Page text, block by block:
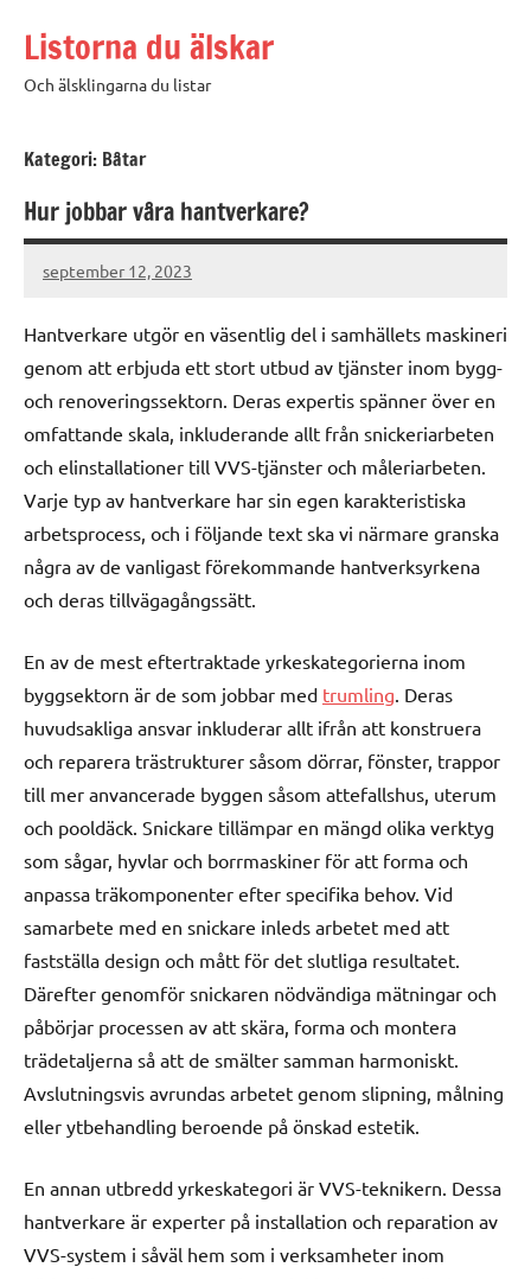
innehåll
Listorna du älskar
Och älsklingarna du listar
Kategori: Båtar
Hur jobbar våra hantverkare?
september 12, 2023
admin
Hantverkare utgör en väsentlig del i samhällets maskineri
genom att erbjuda ett stort utbud av tjänster inom bygg-
och renoveringssektorn. Deras expertis spänner över en
omfattande skala, inkluderande allt från snickeriarbeten
och elinstallationer till VVS-tjänster och måleriarbeten.
Varje typ av hantverkare har sin egen karakteristiska
arbetsprocess, och i följande text ska vi närmare granska
några av de vanligast förekommande hantverksyrkena
och deras tillvägagångssätt.
En av de mest eftertraktade yrkeskategorierna inom
byggsektorn är de som jobbar med trumling. Deras
huvudsakliga ansvar inkluderar allt ifrån att konstruera
och reparera trästrukturer såsom dörrar, fönster, trappor
till mer anvancerade byggen såsom attefallshus, uterum
och pooldäck. Snickare tillämpar en mängd olika verktyg
som sågar, hyvlar och borrmaskiner för att forma och
anpassa träkomponenter efter specifika behov. Vid
samarbete med en snickare inleds arbetet med att
fastställa design och mått för det slutliga resultatet.
Därefter genomför snickaren nödvändiga mätningar och
påbörjar processen av att skära, forma och montera
trädetaljerna så att de smälter samman harmoniskt.
Avslutningsvis avrundas arbetet genom slipning, målning
eller ytbehandling beroende på önskad estetik.
En annan utbredd yrkeskategori är VVS-teknikern. Dessa
hantverkare är experter på installation och reparation av
VVS-system i såväl hem som i verksamheter inom